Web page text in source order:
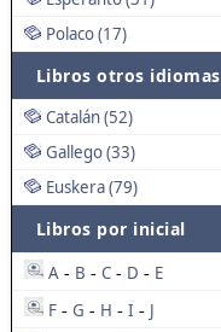
Polaco (17)
Libros otros idiomas
Catalán (52)
Gallego (33)
Euskera (79)
Libros por inicial
A - B - C - D - E
F - G - H - I - J